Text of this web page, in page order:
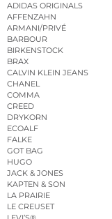
ADIDAS ORIGINALS
AFFENZAHN
ARMANI/PRIVÉ
BARBOUR
BIRKENSTOCK
BRAX
CALVIN KLEIN JEANS
CHANEL
COMMA
CREED
DRYKORN
ECOALF
FALKE
GOT BAG
HUGO
JACK & JONES
KAPTEN & SON
LA PRAIRIE
LE CREUSET